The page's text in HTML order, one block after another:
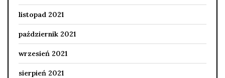
listopad 2021
październik 2021
wrzesień 2021
sierpień 2021